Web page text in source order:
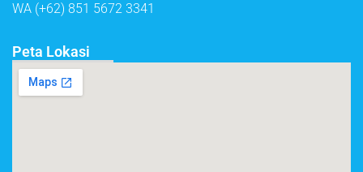
WA (+62) 851 5672 3341
Peta Lokasi